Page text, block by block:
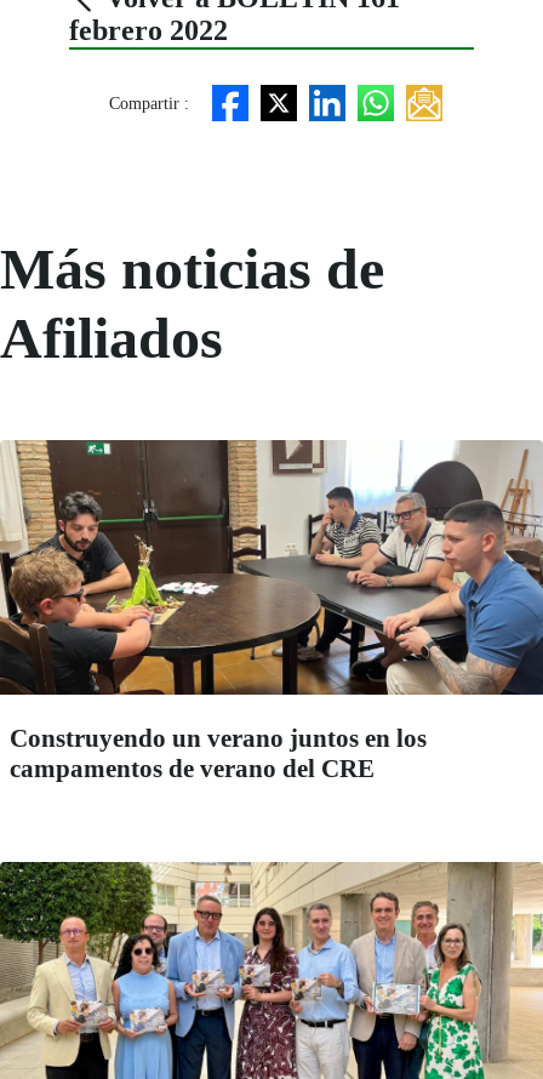
febrero 2022
Compartir :
Más noticias de
Afiliados
Construyendo un verano juntos en los
campamentos de verano del CRE